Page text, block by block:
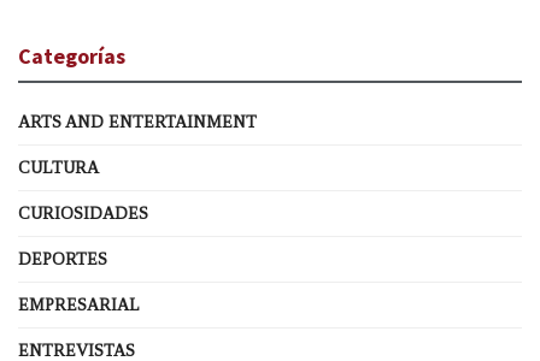
Categorías
ARTS AND ENTERTAINMENT
CULTURA
CURIOSIDADES
DEPORTES
EMPRESARIAL
ENTREVISTAS